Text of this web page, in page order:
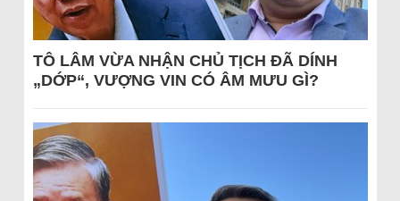
TÔ LÂM VỪA NHẬN CHỦ TỊCH ĐÃ DÍNH
„DỚP“, VƯỢNG VIN CÓ ÂM MƯU GÌ?